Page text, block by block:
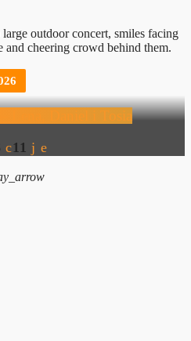
Lena, Daniel i Tosia
11